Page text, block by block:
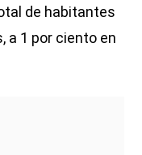
de habitantes
a 1 por ciento en